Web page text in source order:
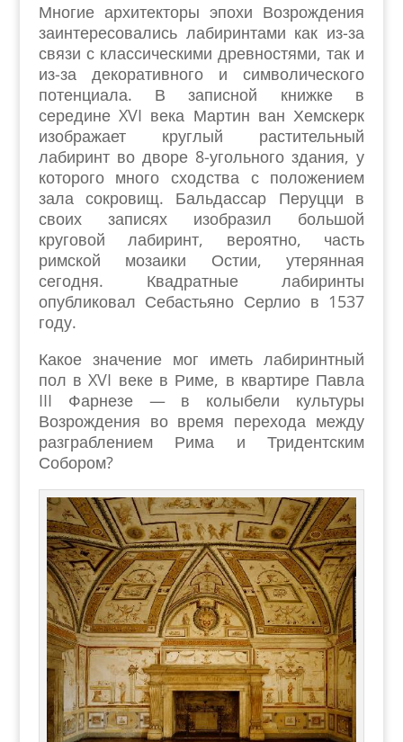
Многие архитекторы эпохи Возрождения
заинтересовались лабиринтами как из-за
связи с классическими древностями, так и
из-за декоративного и символического
потенциала. В записной книжке в
середине XVI века Мартин ван Хемскерк
изображает круглый растительный
лабиринт во дворе 8-угольного здания, у
которого много сходства с положением
зала сокровищ. Бальдассар Перуцци в
своих записях изобразил большой
круговой лабиринт, вероятно, часть
римской мозаики Остии, утерянная
сегодня. Квадратные лабиринты
опубликовал Себастьяно Серлио в 1537
году.
Какое значение мог иметь лабиринтный
пол в XVI веке в Риме, в квартире Павла
III Фарнезе — в колыбели культуры
Возрождения во время перехода между
разграблением Рима и Тридентским
Собором?